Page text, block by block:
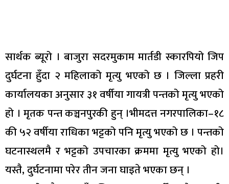
सार्थक ब्यूरो । बाजुरा सदरमुकाम मार्तडी स्कारपियो जिप
दुर्घटना हुँदा २ महिलाको मृत्यु भएको छ । जिल्ला प्रहरी
कार्यालयका अनुसार ३१ वर्षीया गायत्री पन्तको मृत्यु भएको
हो । मृतक पन्त कञ्चनपुरकी हुन् ।भीमदत्त नगरपालिका–१८
की ५२ वर्षीया राधिका भट्टको पनि मृत्यु भएको छ । पन्तको
घटनास्थलमै र भट्टको उपचारका क्रममा मृत्यु भएको हो।
यस्तै, दुर्घटनामा परेर तीन जना घाइते भएका छन् ।